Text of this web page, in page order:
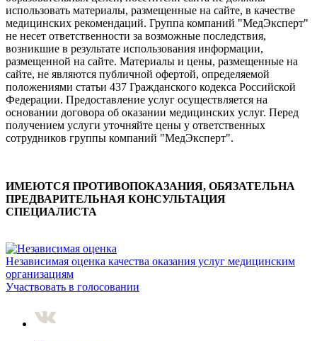
использовать материалы, размещенные на сайте, в качестве
медицинских рекомендаций. Группа компаний "МедЭксперт"
не несет ответственности за возможные последствия,
возникшие в результате использования информации,
размещенной на сайте. Материалы и цены, размещенные на
сайте, не являются публичной офертой, определяемой
положениями статьи 437 Гражданского кодекса Российской
Федерации. Предоставление услуг осуществляется на
основании договора об оказании медицинских услуг. Перед
получением услуги уточняйте цены у ответственных
сотрудников группы компаний "МедЭксперт".
ИМЕЮТСЯ ПРОТИВОПОКАЗАНИЯ, ОБЯЗАТЕЛЬНА
ПРЕДВАРИТЕЛЬНАЯ КОНСУЛЬТАЦИЯ
СПЕЦИАЛИСТА
Независимая оценка качества оказания услуг медицинским
организациям
Участвовать в голосовании